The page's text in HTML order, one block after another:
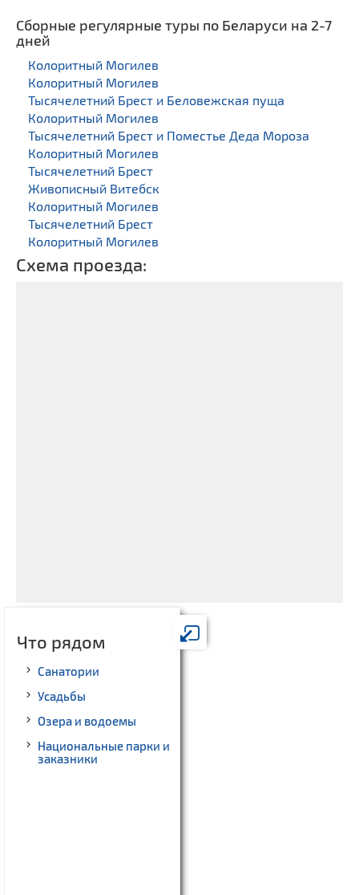
Сборные регулярные туры по Беларуси на 2-7
дней
Колоритный Могилев
Колоритный Могилев
Тысячелетний Брест и Беловежская пуща
Колоритный Могилев
Тысячелетний Брест и Поместье Деда Мороза
Колоритный Могилев
Тысячелетний Брест
Живописный Витебск
Колоритный Могилев
Тысячелетний Брест
Колоритный Могилев
Схема проезда:
Что рядом
Санатории
Усадьбы
Озера и водоемы
Национальные парки и
заказники